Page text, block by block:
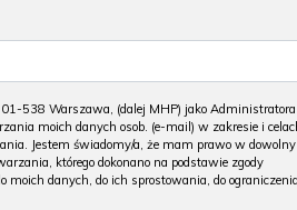
538 Warszawa, (dalej MHP) jako Administratora
moich danych osob. (e-mail) w zakresie i
Jestem świadomy/a, że mam prawo w
którego dokonano na podstawie zgody
moich danych, do ich sprostowania, do